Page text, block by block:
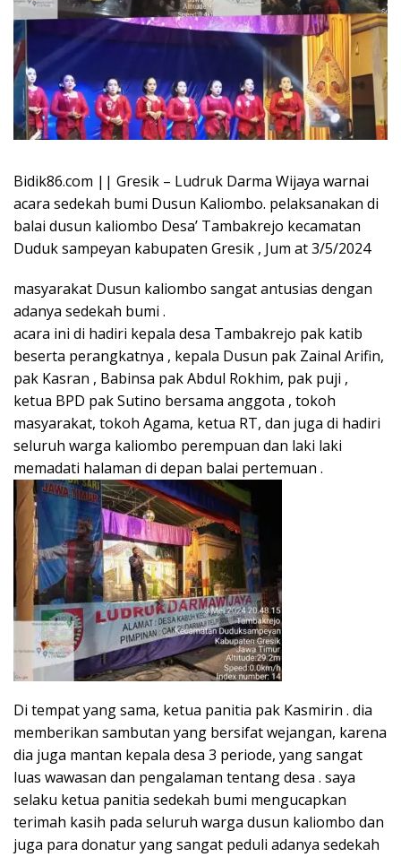
Bidik86.com || Gresik – Ludruk Darma Wijaya warnai
acara sedekah bumi Dusun Kaliombo. pelaksanakan di
balai dusun kaliombo Desa’ Tambakrejo kecamatan
Duduk sampeyan kabupaten Gresik , Jum at 3/5/2024
masyarakat Dusun kaliombo sangat antusias dengan
adanya sedekah bumi .
acara ini di hadiri kepala desa Tambakrejo pak katib
beserta perangkatnya , kepala Dusun pak Zainal Arifin,
pak Kasran , Babinsa pak Abdul Rokhim, pak puji ,
ketua BPD pak Sutino bersama anggota , tokoh
masyarakat, tokoh Agama, ketua RT, dan juga di hadiri
seluruh warga kaliombo perempuan dan laki laki
memadati halaman di depan balai pertemuan .
Di tempat yang sama, ketua panitia pak Kasmirin . dia
memberikan sambutan yang bersifat wejangan, karena
dia juga mantan kepala desa 3 periode, yang sangat
luas wawasan dan pengalaman tentang desa . saya
selaku ketua panitia sedekah bumi mengucapkan
terimah kasih pada seluruh warga dusun kaliombo dan
juga para donatur yang sangat peduli adanya sedekah